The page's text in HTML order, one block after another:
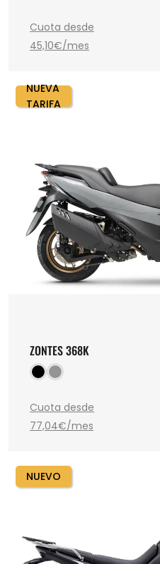
Cuota desde
45,10€/mes
NUEVA
TARIFA
ZONTES 368K
Cuota desde
77,04€/mes
NUEVO